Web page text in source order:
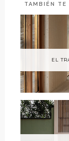
TAMBIÉN TE
EL